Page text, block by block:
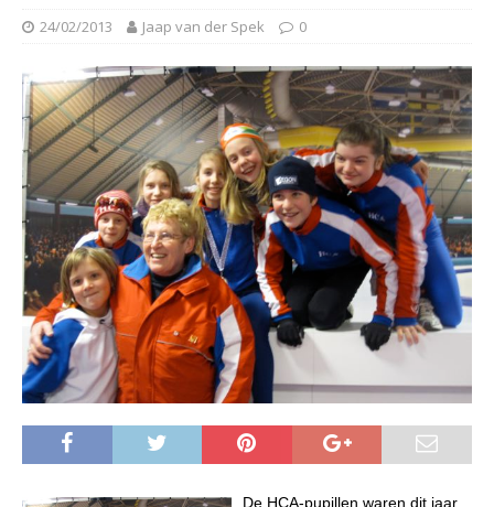
24/02/2013 Jaap van der Spek 0
De HCA-pupillen waren dit jaar